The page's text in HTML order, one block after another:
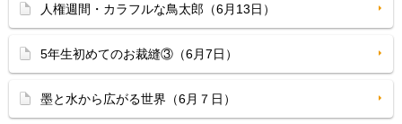
人権週間・カラフルな鳥太郎（6月13日）
5年生初めてのお裁縫③（6月7日）
墨と水から広がる世界（6月７日）